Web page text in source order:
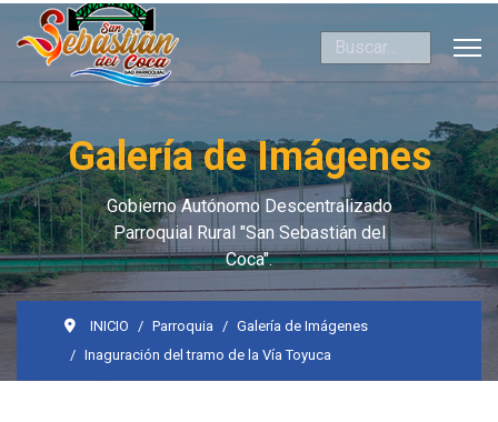
Buscar
Galería de Imágenes
Gobierno Autónomo Descentralizado
Parroquial Rural "San Sebastián del
Coca".
INICIO Parroquia
Galería de Imágenes
Inaguración del tramo de la Vía Toyuca